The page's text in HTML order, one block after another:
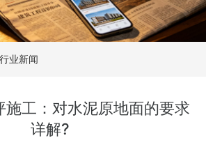
行业新闻
施工：对水泥原地面的要求
详解?